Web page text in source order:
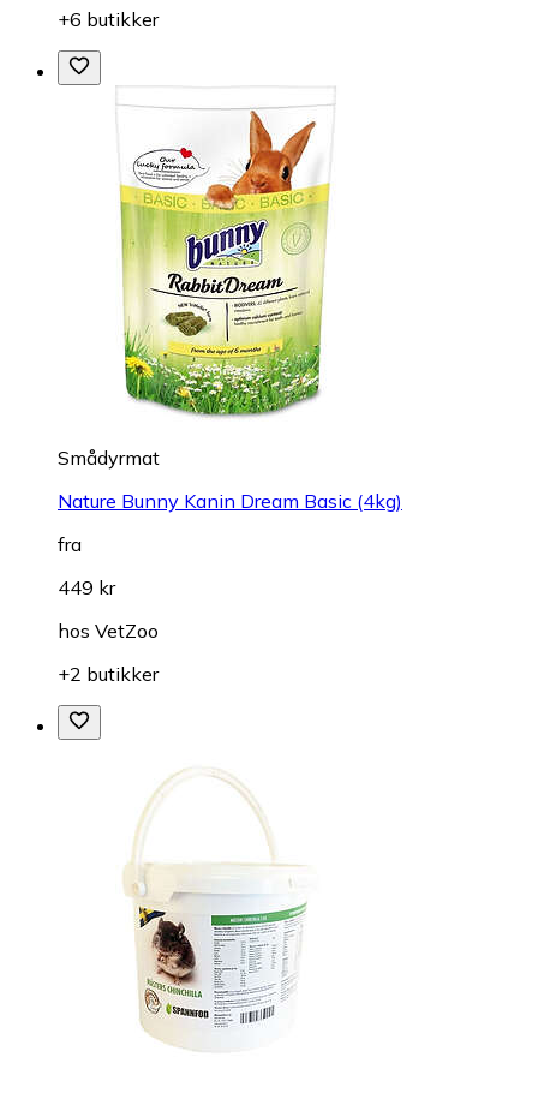
+6 butikker
Smådyrmat
Nature Bunny Kanin Dream Basic (4kg)
fra
449 kr
hos VetZoo
+2 butikker